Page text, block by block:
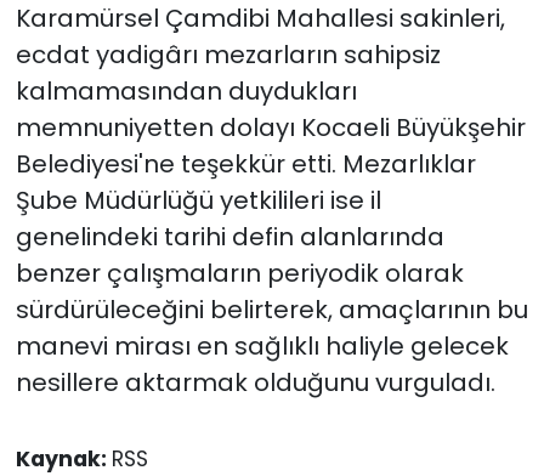
Karamürsel Çamdibi Mahallesi sakinleri,
ecdat yadigârı mezarların sahipsiz
kalmamasından duydukları
memnuniyetten dolayı Kocaeli Büyükşehir
Belediyesi'ne teşekkür etti. Mezarlıklar
Şube Müdürlüğü yetkilileri ise il
genelindeki tarihi defin alanlarında
benzer çalışmaların periyodik olarak
sürdürüleceğini belirterek, amaçlarının bu
manevi mirası en sağlıklı haliyle gelecek
nesillere aktarmak olduğunu vurguladı.
Kaynak: RSS